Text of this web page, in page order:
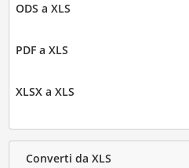
ODS a XLS
PDF a XLS
XLSX a XLS
Converti da XLS